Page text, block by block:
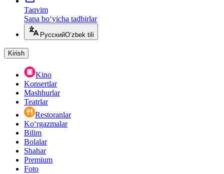
Taqvim
Sana bo‘yicha tadbirlar
РусскийO‘zbek tili
Kirish
Kino
Konsertlar
Mashhurlar
Teatrlar
Restoranlar
Ko‘rgazmalar
Bilim
Bolalar
Shahar
Premium
Foto